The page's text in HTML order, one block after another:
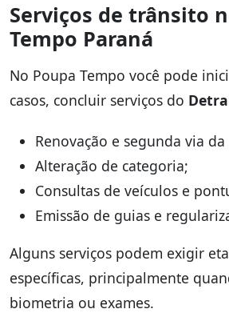
Serviços de trânsito
Tempo Paraná
No Poupa Tempo você pode
casos, concluir serviços do
Renovação e segunda via da
Alteração de categoria;
Consultas de veículos e
Emissão de guias e
Alguns serviços podem exigir
específicas, principalmente
biometria ou exames.